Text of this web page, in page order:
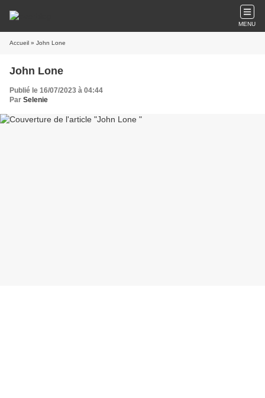
MENU
Accueil » John Lone
John Lone
Publié le 16/07/2023 à 04:44
Par Selenie